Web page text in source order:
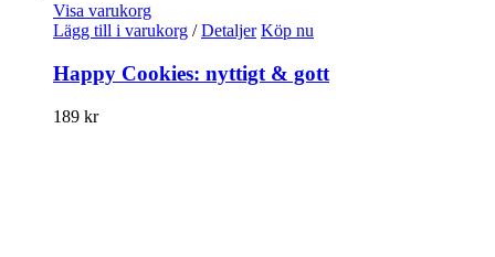
Visa varukorg
Lägg till i varukorg / Detaljer Köp nu
Happy Cookies: nyttigt & gott
189 kr